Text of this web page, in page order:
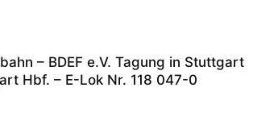
– BDEF e.V. Tagung in Stuttgart
Hbf. – E-Lok Nr. 118 047-0